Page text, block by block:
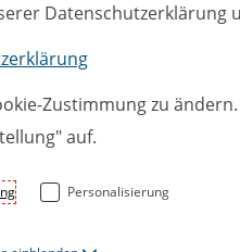
U21A
Datenschutzerklärung
Zustimmung zu
auf.
Personalisierung